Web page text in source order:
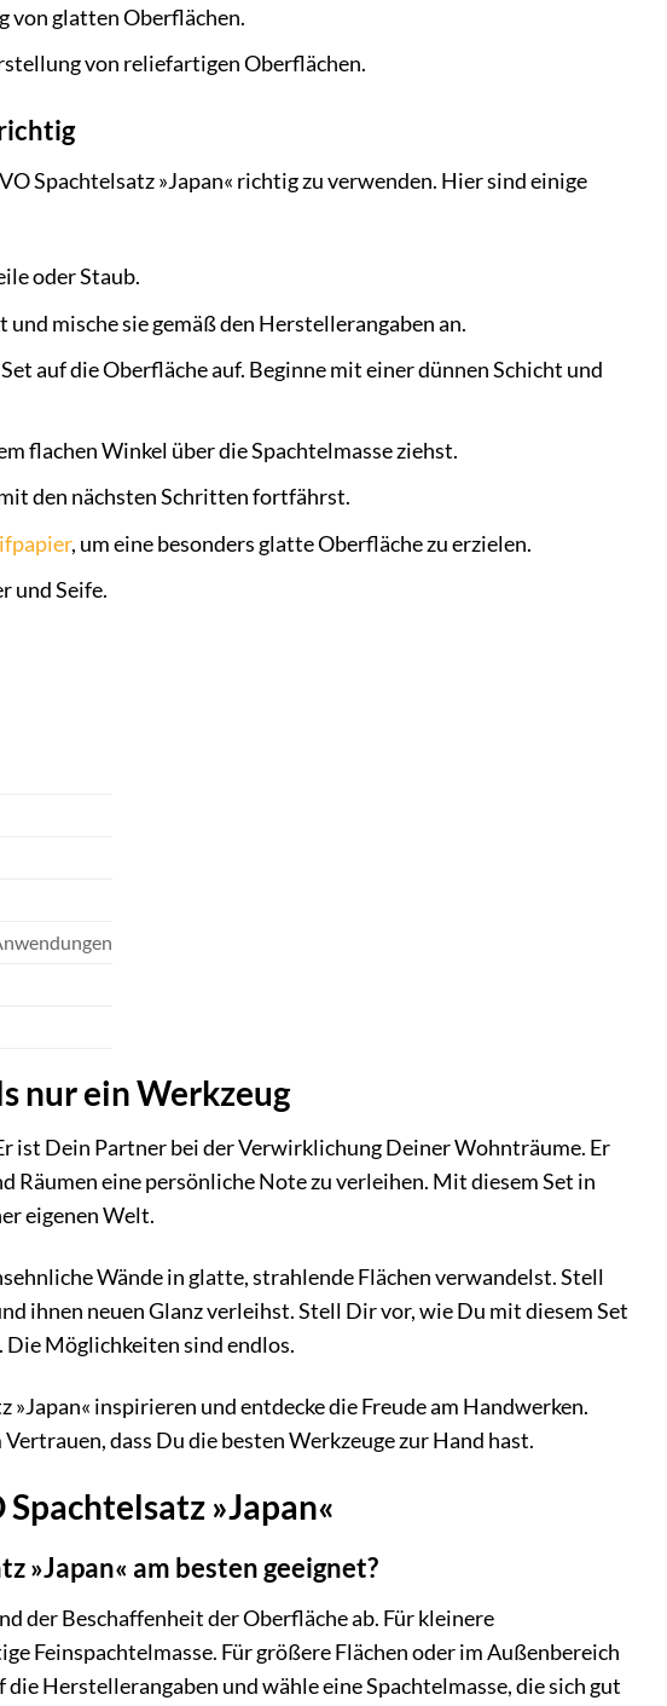
von glatten Oberflächen.
von reliefartigen Oberflächen.
Spachtelsatz »Japan« richtig zu verwenden. Hier sind einige
oder Staub.
mische sie gemäß den Herstellerangaben an.
auf die Oberfläche auf. Beginne mit einer dünnen Schicht und
flachen Winkel über die Spachtelmasse ziehst.
den nächsten Schritten fortfährst.
, um eine besonders glatte Oberfläche zu erzielen.
und Seife.
nur ein Werkzeug
ist Dein Partner bei der Verwirklichung Deiner Wohnträume. Er
eine persönliche Note zu verleihen. Mit diesem Set in
eigenen Welt.
Wände in glatte, strahlende Flächen verwandelst. Stell
ihnen neuen Glanz verleihst. Stell Dir vor, wie Du mit diesem Set
Möglichkeiten sind endlos.
inspirieren und entdecke die Freude am Handwerken.
dass Du die besten Werkzeuge zur Hand hast.
»Japan«
»Japan« am besten geeignet?
der Beschaffenheit der Oberfläche ab. Für kleinere
Feinspachtelmasse. Für größere Flächen oder im Außenbereich
Herstellerangaben und wähle eine Spachtelmasse, die sich gut